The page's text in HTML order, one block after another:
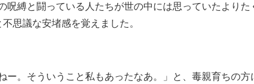
呪縛と闘っている人たちが世の中には思っていたよりた
思議な安堵感を覚えました。
ー。そういうこと私もあったなあ。」と、毒親育ちの方